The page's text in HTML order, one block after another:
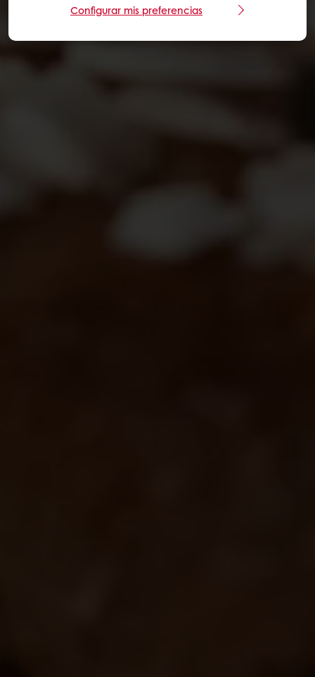
Configurar mis preferencias